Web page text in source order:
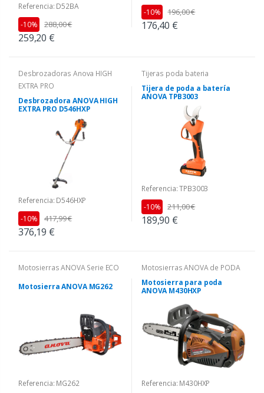
Referencia: D52BA
259,20 €
-10% 288,00 € 176,40 €
-10% 196,00 €
Desbrozadoras Anova HIGH
EXTRA PRO
Desbrozadora ANOVA HIGH
EXTRA PRO D546HXP
Referencia: D546HXP
376,19 €
-10% 417,99 €
Tijeras poda bateria
Tijera de poda a batería
ANOVA TPB3003
Referencia: TPB3003
189,90 €
-10% 211,00 €
Motosierras ANOVA Serie ECO
Motosierra ANOVA MG262
Referencia: MG262
Motosierras ANOVA de PODA
Motosierra para poda
ANOVA M430HXP
Referencia: M430HXP